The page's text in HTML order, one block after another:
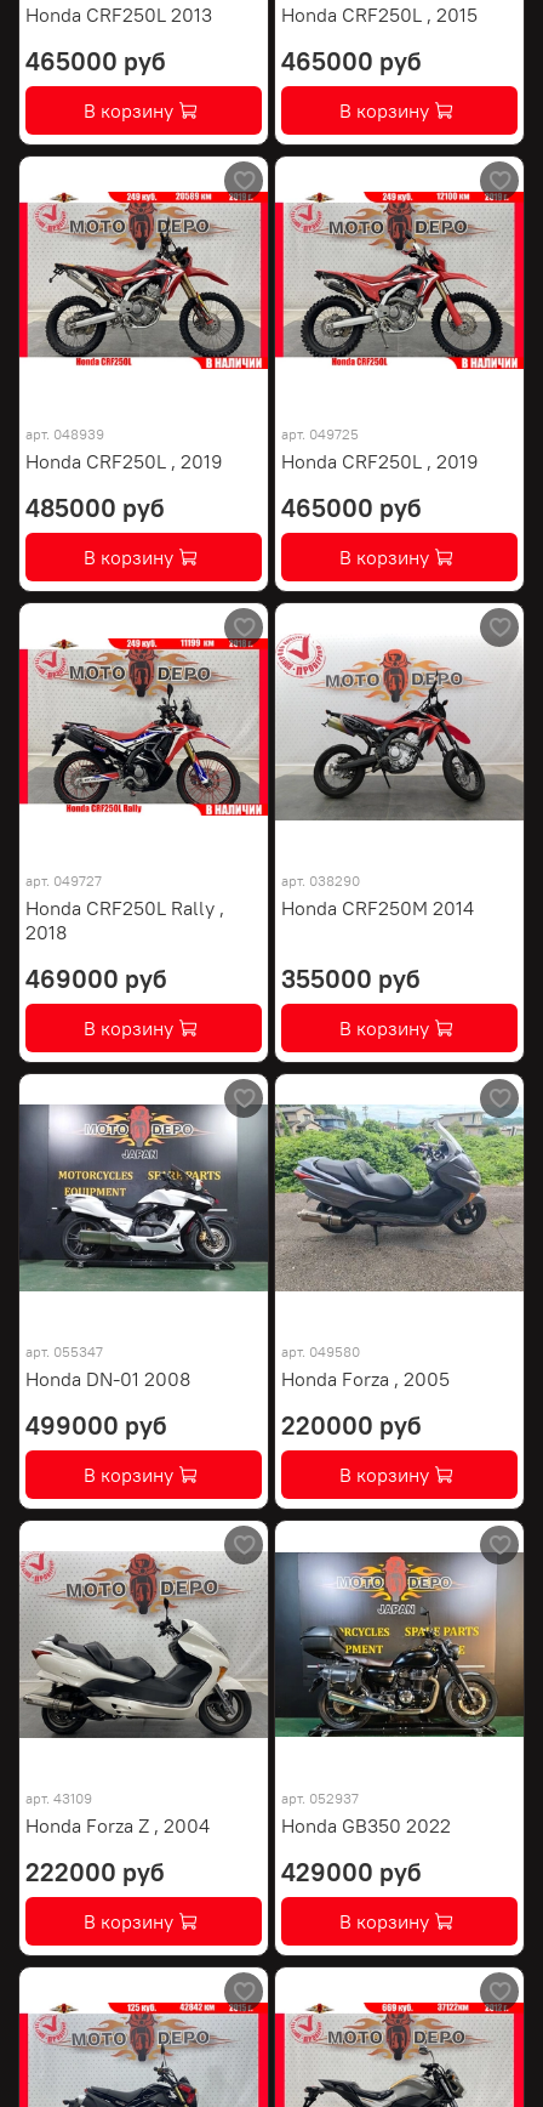
Honda CRF250L 2013
465000 руб
В корзину
Honda CRF250L , 2015
465000 руб
В корзину
арт. 048939
Honda CRF250L , 2019
485000 руб
В корзину
арт. 049725
Honda CRF250L , 2019
465000 руб
В корзину
арт. 049727
Honda CRF250L Rally ,
2018
469000 руб
В корзину
арт. 038290
Honda CRF250M 2014
355000 руб
В корзину
арт. 055347
Honda DN-01 2008
499000 руб
В корзину
арт. 049580
Honda Forza , 2005
220000 руб
В корзину
арт. 43109
Honda Forza Z , 2004
222000 руб
В корзину
арт. 052937
Honda GB350 2022
429000 руб
В корзину